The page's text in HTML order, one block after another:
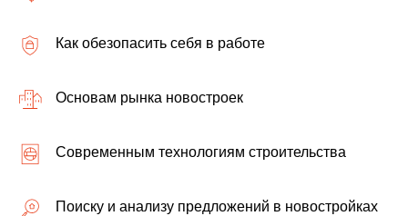
Как обезопасить себя в работе
Основам рынка новостроек
Современным технологиям строительства
Поиску и анализу предложений в новостройках